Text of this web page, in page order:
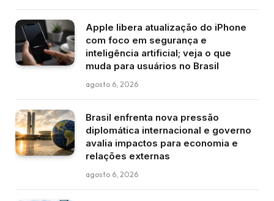
Apple libera atualização do iPhone
com foco em segurança e
inteligência artificial; veja o que
muda para usuários no Brasil
agosto 6, 2026
Brasil enfrenta nova pressão
diplomática internacional e governo
avalia impactos para economia e
relações externas
agosto 6, 2026